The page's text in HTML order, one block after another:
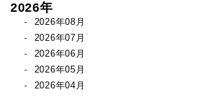
2026年
2026年08月
2026年07月
2026年06月
2026年05月
2026年04月